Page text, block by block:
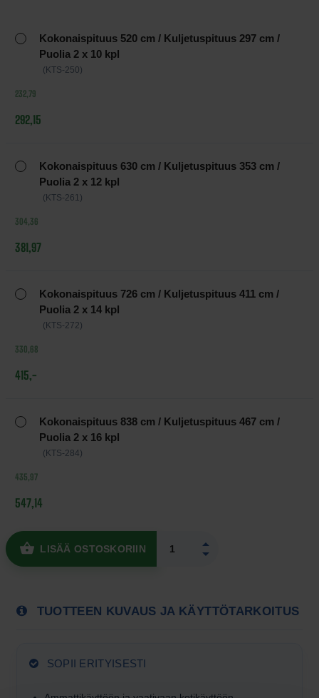
Kokonaispituus 520 cm / Kuljetuspituus 297 cm /
Puolia 2 x 10 kpl
(KTS-250)
232,79
292,15
Kokonaispituus 630 cm / Kuljetuspituus 353 cm /
Puolia 2 x 12 kpl
(KTS-261)
304,36
381,97
Kokonaispituus 726 cm / Kuljetuspituus 411 cm /
Puolia 2 x 14 kpl
(KTS-272)
330,68
415,-
Kokonaispituus 838 cm / Kuljetuspituus 467 cm /
Puolia 2 x 16 kpl
(KTS-284)
435,97
547,14
LISÄÄ OSTOSKORIIN
TUOTTEEN KUVAUS JA KÄYTTÖTARKOITUS
SOPII ERITYISESTI